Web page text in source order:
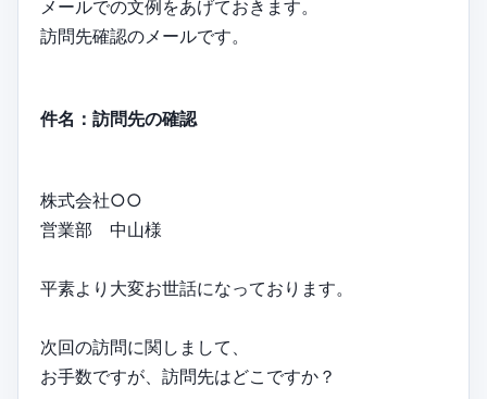
メールでの文例をあげておきます。
訪問先確認のメールです。
件名：訪問先の確認
株式会社○○
営業部 中山様
平素より大変お世話になっております。
次回の訪問に関しまして、
お手数ですが、訪問先はどこですか？